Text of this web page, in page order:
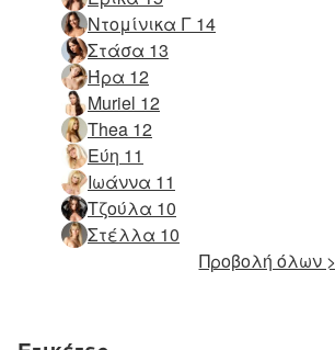
Ντομίνικα Γ 14
Στάσα 13
Ήρα 12
Muriel 12
Thea 12
Εύη 11
Ιωάννα 11
Τζούλα 10
Στέλλα 10
Προβολή όλων >